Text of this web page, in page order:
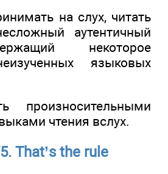
на слух, читать
аутентичный
некоторое
языковых
произносительными
чтения вслух.
That’s the rule